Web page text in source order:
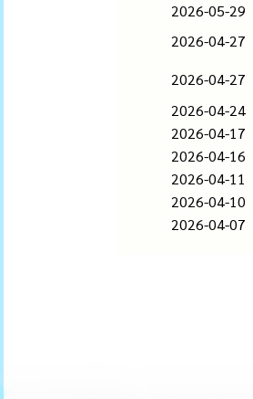
2026-05-29
2026-04-27
2026-04-27
2026-04-24
2026-04-17
2026-04-16
2026-04-11
2026-04-10
2026-04-07